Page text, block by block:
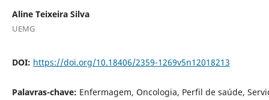
Aline Teixeira Silva
UEMG
DOI: https://doi.org/10.18406/2359-1269v5n12018213
Palavras-chave: Enfermagem, Oncologia, Perfil de saúde,